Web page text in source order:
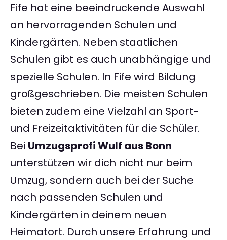
Fife hat eine beeindruckende Auswahl
an hervorragenden Schulen und
Kindergärten. Neben staatlichen
Schulen gibt es auch unabhängige und
spezielle Schulen. In Fife wird Bildung
großgeschrieben. Die meisten Schulen
bieten zudem eine Vielzahl an Sport-
und Freizeitaktivitäten für die Schüler.
Bei Umzugsprofi Wulf aus Bonn
unterstützen wir dich nicht nur beim
Umzug, sondern auch bei der Suche
nach passenden Schulen und
Kindergärten in deinem neuen
Heimatort. Durch unsere Erfahrung und